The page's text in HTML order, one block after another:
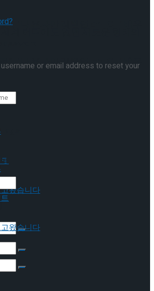
”, ‘나 혼자만 레벨업 on ICE’ 배우
왔습니다
”, ‘나 혼자만 레벨업 on ICE’ 배우
왔습니다
or email address to reset your